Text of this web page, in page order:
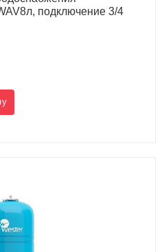
подключение 3/4